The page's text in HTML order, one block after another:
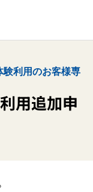
験利用のお客様専
用追加申